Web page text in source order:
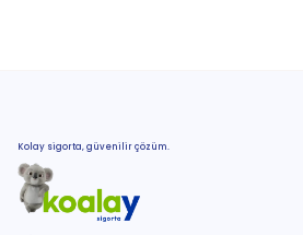
Kolay sigorta, güvenilir çözüm.